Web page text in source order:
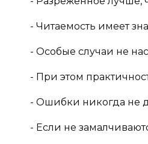
- Читаемость имеет
- Особые случаи не
- При этом
- Ошибки никогда не
- Если не